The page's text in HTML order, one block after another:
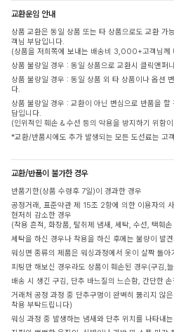
교환운임 안내
상품 교환은 동일 상품 또는 타 상품으로도 교환
객님 부담입니다.
(상품을 저희쪽에 보내는 배송비 3,000+고객님
상품 불량일 경우 : 동일 상품으로 교환시 클릭앤퍼
상품 불량일 경우 : 동일 상품 외 타 상품이나 옵션
다.
상품 불량일 경우 : 교환이 아닌 변심으로 반품을
담입니다.
(인위적인 훼손 & 수선 등의 악용을 방지하기 위함
*교환/반품시에도 추가 발생되는 모든 도선료는 고
교환/반품이 불가한 경우
반품기한(상품 수령후 7일)이 경과한 경우
공정거래, 표준약관 제 15조 2항에 의한 이용자의
현저히 감소한 경우
(착용 흔적, 화장품, 탈취제 냄새, 세탁, 수선, 택훼손
세탁을 하신 경우나 착용을 하신 후에는 불량이 발
워싱면 종류의 제품은 워싱과정에서 옷이 살짝 돌
피팅만 해보신 경우라도 상품이 훼손된 경우(구김,
배송 시 생긴 구김, 단추 바느질의 느슨함, 간단한
거래처 공정 과정 중 단추구멍이 완벽히 뚫리지 않
착용 부탁드립니다)
워싱 과정 중 발생하는 냄새와 단추 위치를 나타내